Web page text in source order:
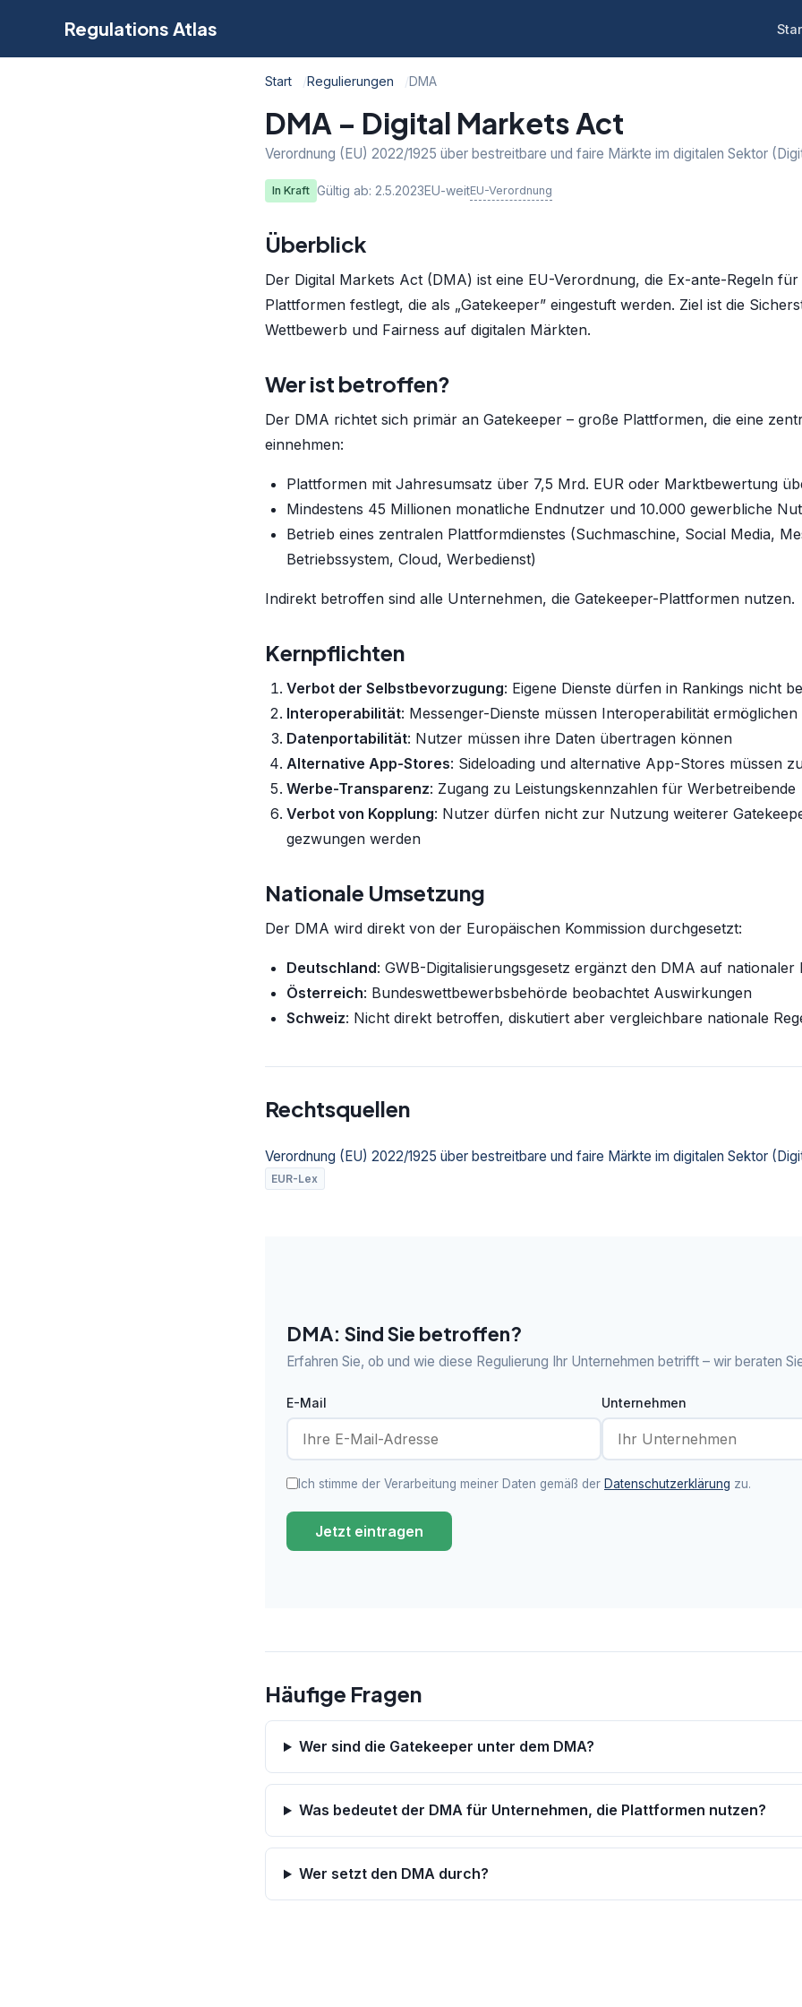
Regulations Atlas
Start Regulierungen DMA
DMA – Digital Markets Act
Verordnung (EU) 2022/1925 über bestreitbare und faire Märkte im digitalen Sektor
In Kraft Gültig ab: 2.5.2023EU-weitEU-Verordnung
Überblick
Der Digital Markets Act (DMA) ist eine EU-Verordnung, die Ex-ante-Regeln für
Plattformen festlegt, die als „Gatekeeper” eingestuft werden. Ziel ist die
Wettbewerb und Fairness auf digitalen Märkten.
Wer ist betroffen?
Der DMA richtet sich primär an Gatekeeper – große Plattformen, die eine
einnehmen:
Plattformen mit Jahresumsatz über 7,5 Mrd. EUR oder Marktbewertung
Mindestens 45 Millionen monatliche Endnutzer und 10.000 gewerbliche
Betrieb eines zentralen Plattformdienstes (Suchmaschine, Social Media,
Betriebssystem, Cloud, Werbedienst)
Indirekt betroffen sind alle Unternehmen, die Gatekeeper-Plattformen nutzen.
Kernpflichten
Verbot der Selbstbevorzugung: Eigene Dienste dürfen in Rankings nicht
Interoperabilität: Messenger-Dienste müssen Interoperabilität ermöglichen
Datenportabilität: Nutzer müssen ihre Daten übertragen können
Alternative App-Stores: Sideloading und alternative App-Stores müssen
Werbe-Transparenz: Zugang zu Leistungskennzahlen für Werbetreibende
Verbot von Kopplung: Nutzer dürfen nicht zur Nutzung weiterer
gezwungen werden
Nationale Umsetzung
Der DMA wird direkt von der Europäischen Kommission durchgesetzt:
Deutschland: GWB-Digitalisierungsgesetz ergänzt den DMA auf nationaler
Österreich: Bundeswettbewerbsbehörde beobachtet Auswirkungen
Schweiz: Nicht direkt betroffen, diskutiert aber vergleichbare nationale
Rechtsquellen
Verordnung (EU) 2022/1925 über bestreitbare und faire Märkte im digitalen Sektor
EUR-Lex
DMA: Sind Sie betroffen?
Erfahren Sie, ob und wie diese Regulierung Ihr Unternehmen betrifft – wir beraten
E-Mail Unternehmen
Ich stimme der Verarbeitung meiner Daten gemäß der Datenschutzerklärung zu.
Jetzt eintragen
Häufige Fragen
Wer sind die Gatekeeper unter dem DMA?
Was bedeutet der DMA für Unternehmen, die Plattformen nutzen?
Wer setzt den DMA durch?